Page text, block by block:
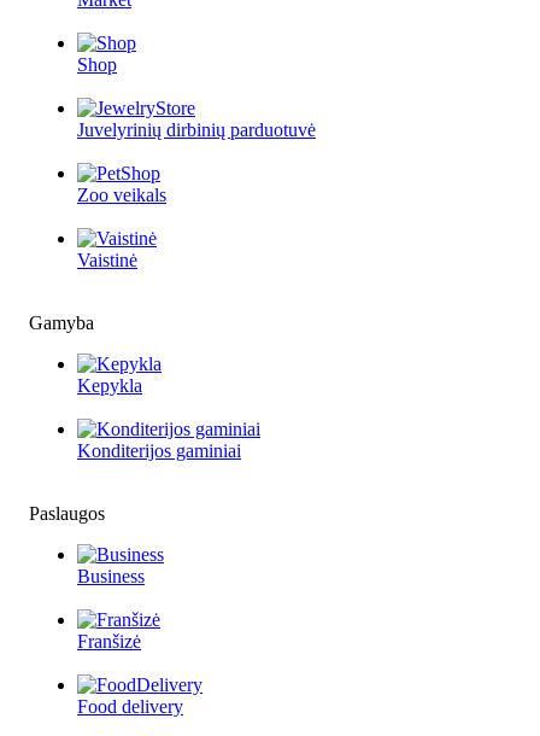
Shop
Juvelyrinių dirbinių parduotuvė
Zoo veikals
Vaistinė
Gamyba
Kepykla
Konditerijos gaminiai
Paslaugos
Business
Franšizė
Food delivery